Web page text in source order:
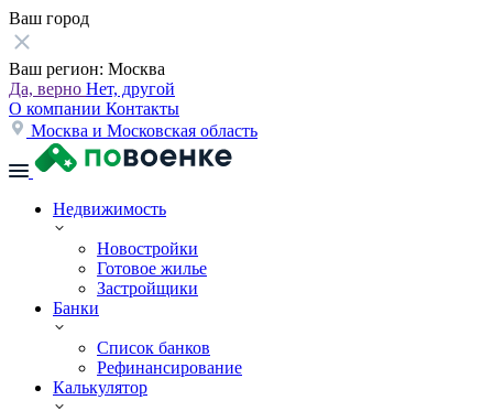
Ваш город
Ваш регион: Москва
Да, верно Нет, другой
О компании Контакты
Москва и Московская область
Недвижимость
Новостройки
Готовое жилье
Застройщики
Банки
Список банков
Рефинансирование
Калькулятор